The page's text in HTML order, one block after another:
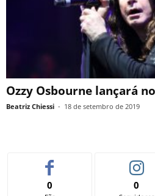
Ozzy Osbourne lançará
Beatriz Chiessi - 18 de setembro de 2019
0 0